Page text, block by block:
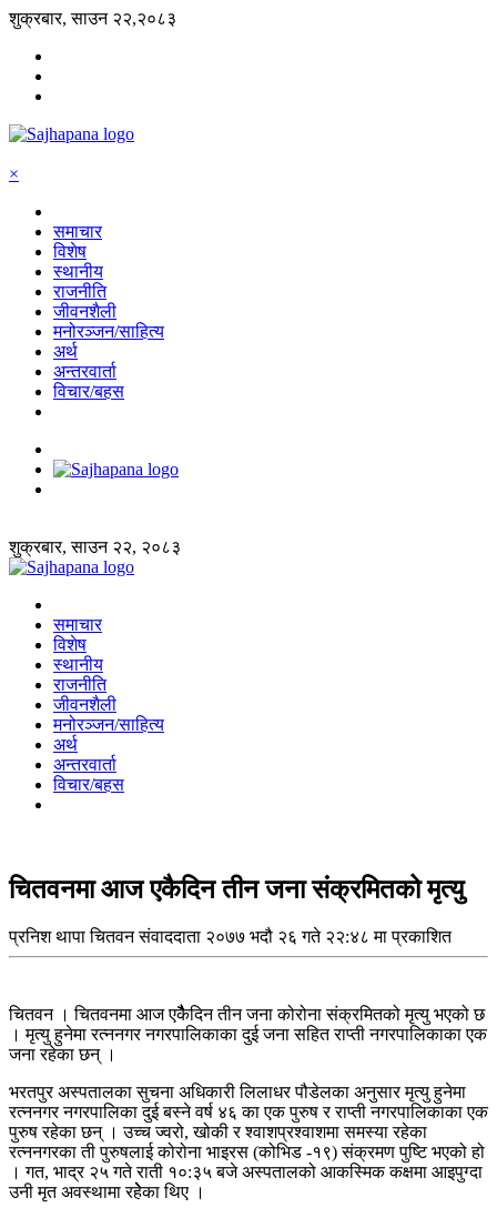
शुक्रबार, साउन २२,२०८३
×
समाचार
विशेष
स्थानीय
राजनीति
जीवनशैली
मनोरञ्जन/साहित्य
अर्थ
अन्तरवार्ता
विचार/बहस
शुक्रबार, साउन २२, २०८३
समाचार
विशेष
स्थानीय
राजनीति
जीवनशैली
मनोरञ्जन/साहित्य
अर्थ
अन्तरवार्ता
विचार/बहस
चितवनमा आज एकैदिन तीन जना संक्रमितको मृत्यु
प्रनिश थापा चितवन संवाददाता २०७७ भदौ २६ गते २२:४८ मा प्रकाशित
चितवन । चितवनमा आज एकैैैैदिन तीन जना कोरोना संक्रमितको मृत्यु भएको छ
। मृत्यु हुनेमा रत्ननगर नगरपालिकाका दुई जना सहित राप्ती नगरपालिकाका एक
जना रहेका छन् ।
भरतपुर अस्पतालका सुचना अधिकारी लिलाधर पौडेलका अनुसार मृत्यु हुनेमा
रत्ननगर नगरपालिका दुई बस्ने वर्ष ४६ का एक पुरुष र राप्ती नगरपालिकाका एक
पुरुष रहेका छन् । उच्च ज्वरो, खोकी र श्वाशप्रश्वाशमा समस्या रहेका
रत्ननगरका ती पुरुषलाई कोरोना भाइरस (कोभिड -१९) संक्रमण पुष्टि भएको हो
। गत, भाद्र २५ गते राती १०:३५ बजे अस्पतालको आकस्मिक कक्षमा आइपुग्दा
उनी मृत अवस्थामा रहेेेका थिए ।